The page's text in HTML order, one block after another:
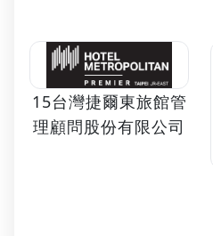
15台灣捷爾東旅館管
理顧問股份有限公司